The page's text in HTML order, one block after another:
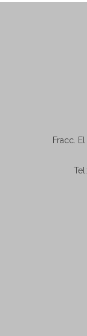
Fracc.